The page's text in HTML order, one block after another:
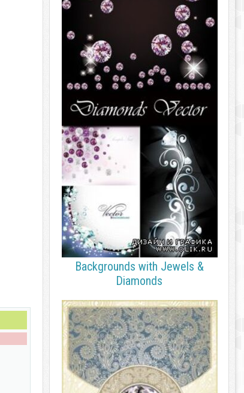
Backgrounds with Jewels &
Diamonds